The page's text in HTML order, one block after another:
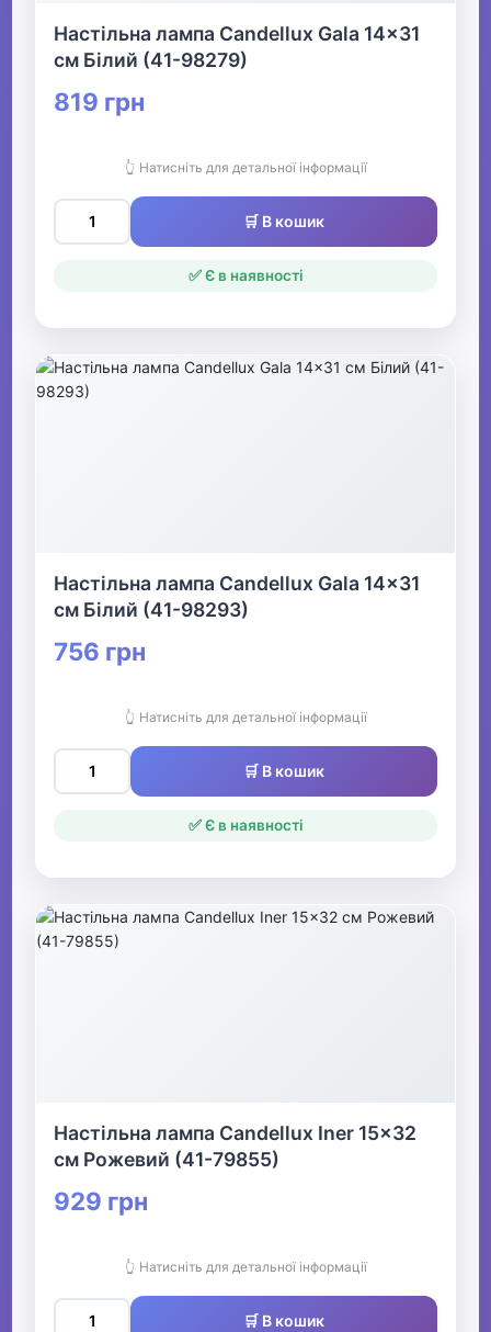
Настільна лампа Candellux Gala 14x31
см Білий (41-98279)
819 грн
👆 Натисніть для детальної інформації
🛒 В кошик
✅ Є в наявності
Настільна лампа Candellux Gala 14x31
см Білий (41-98293)
756 грн
👆 Натисніть для детальної інформації
🛒 В кошик
✅ Є в наявності
Настільна лампа Candellux Iner 15x32
см Рожевий (41-79855)
929 грн
👆 Натисніть для детальної інформації
🛒 В кошик